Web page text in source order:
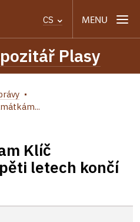
CS MENU
Plasy
Klíč
letech končí